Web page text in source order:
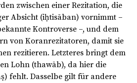
zwischen einer Rezitation, die
Absicht (iḥtisāban) vornimmt –
Kontroverse –, und dem
von Koranrezitatoren, damit sie
rezitieren. Letzteres bringt dem
Lohn (thawāb), da hier die
fehlt. Dasselbe gilt für andere